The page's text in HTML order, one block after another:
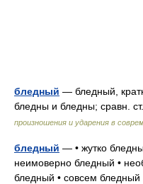
бледный — бледный,
бледны и бледны; сравн.
произношения и ударения в
бледный — • жутко
неимоверно бледный •
бледный • совсем